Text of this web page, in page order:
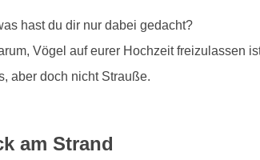
hast du dir nur dabei gedacht?
Vögel auf eurer Hochzeit freizulassen
aber doch nicht Strauße.
am Strand